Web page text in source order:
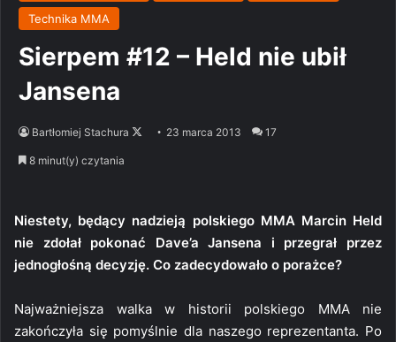
Technika MMA
Sierpem #12 – Held nie ubił
Jansena
Bartłomiej Stachura
Follow23 marca 2013 17
8 minut(y) czytania
Niestety, będący nadzieją polskiego MMA Marcin Held
nie zdołał pokonać Dave’a Jansena i przegrał przez
jednogłośną decyzję. Co zadecydowało o porażce?
Najważniejsza walka w historii polskiego MMA nie
zakończyła się pomyślnie dla naszego reprezentanta. Po